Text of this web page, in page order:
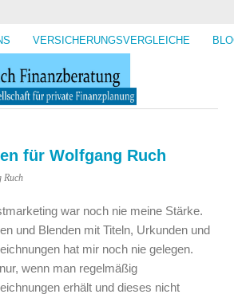
VERSICHERUNGSVERGLEICHE
für Wolfgang Ruch
Ruch
war noch nie meine Stärke.
und Blenden mit Titeln, Urkunden und
hat mir noch nie gelegen.
wenn man regelmäßig
erhält und dieses nicht